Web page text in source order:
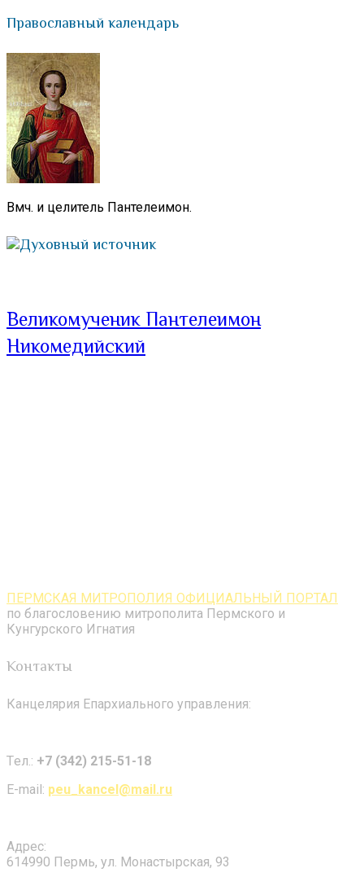
Православный календарь
Вмч. и целитель Пантелеимон.
Духовный источник
Великомученик Пантелеимон
Никомедийский
ПЕРМСКАЯ МИТРОПОЛИЯ ОФИЦИАЛЬНЫЙ ПОРТАЛ
по благословению митрополита Пермского и
Кунгурского Игнатия
Контакты
Канцелярия Епархиального управления:
Tел.: +7 (342) 215-51-18
E-mail: peu_kancel@mail.ru
Адрес:
614990 Пермь, ул. Монастырская, 93